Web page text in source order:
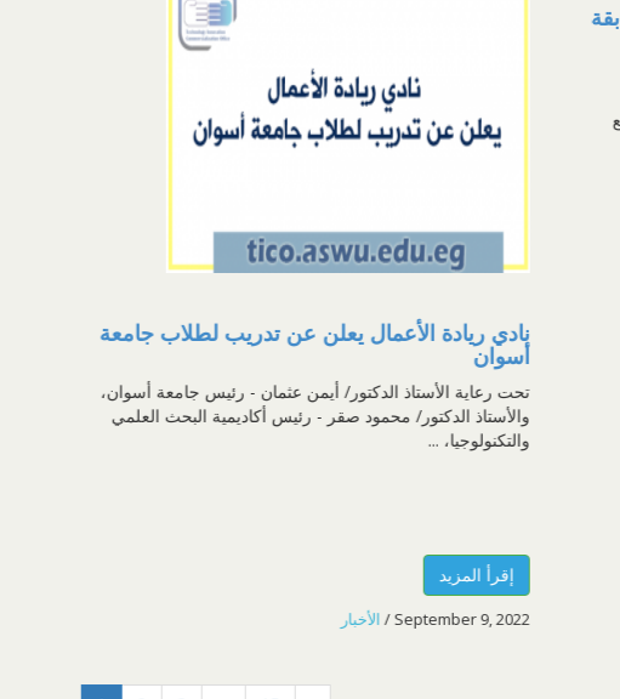
نادي ريادة الأعمال يعلن عن تدريب لطلاب جامعة
أسوان
تحت رعاية الأستاذ الدكتور/ أيمن عثمان - رئيس جامعة أسوان،
والأستاذ الدكتور/ محمود صقر - رئيس أكاديمية البحث العلمي
والتكنولوجيا، ...
إقرأ المزيد
September 9, 2022
/الأخبار